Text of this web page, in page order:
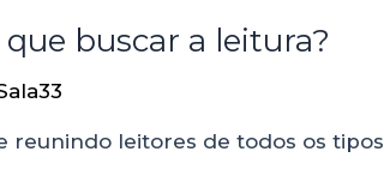
buscar a leitura?
reunindo leitores de todos os tipos